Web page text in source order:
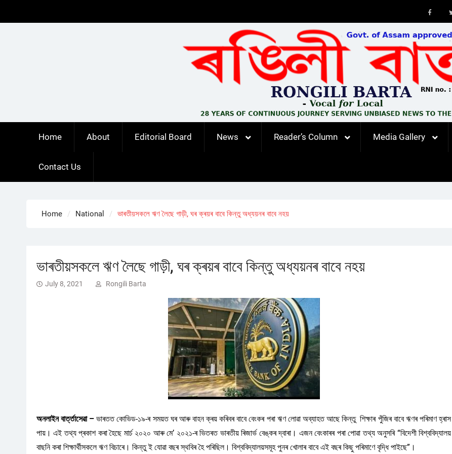
Home About Editorial Board News Reader’s Column Media Gallery
Contact Us
Home National ভাৰতীয়সকলে ঋণ লৈছে গাড়ী, ঘৰ ক্ৰয়ৰ বাবে কিন্তু অধ্যয়নৰ বাবে নহয়
ভাৰতীয়সকলে ঋণ লৈছে গাড়ী, ঘৰ ক্ৰয়ৰ বাবে কিন্তু অধ্যয়নৰ বাবে নহয়
July 8, 2021 Rongili Barta
অনলাইন বাৰ্ত্তাসেৱা – ভাৰতত কোভিড-১৯-ৰ সময়ত ঘৰ আৰু বাহন ক্ৰয় কৰিবৰ বাবে বেংকৰ পৰা ঋণ লোৱা অব্যাহত আছে কিন্তু শিক্ষাৰ পুঁজিৰ বাবে ঋণৰ পৰিমাণ হ্ৰাস
পায়। এই তথ্য প্ৰকাশ কৰা হৈছে মাৰ্চ ২০২০ আৰু মে’ ২০২১-ৰ ভিতৰত ভাৰতীয় ৰিজাৰ্ভ বেঙ্কৰ দ্বাৰা। এজন বেংকাৰৰ পৰা পোৱা তথ্য অনুসৰি “বিদেশী বিশ্ববিদ্যালয়
বাছনি কৰা শিক্ষাৰ্থীসকলে ঋণ বিচাৰে। কিন্তু ই যোৱা বছৰ স্থবিৰ হৈ পৰিছিল। বিশ্ববিদ্যালয়সমূহ পুনৰ খোলাৰ বাবে এই বছৰ কিছু পৰিমাণে বৃদ্ধি পাইছে”।